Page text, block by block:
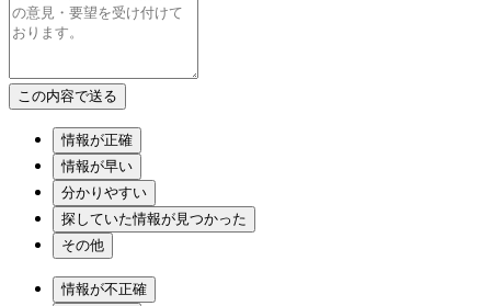
情報が正確
情報が早い
分かりやすい
探していた情報が見つかった
その他
情報が不正確